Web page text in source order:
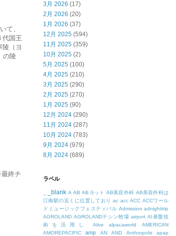
て、
代国王
陵（ヨ
の陵
終チ
3月 2026 (17)
2月 2026 (20)
1月 2026 (37)
12月 2025 (594)
11月 2025 (359)
10月 2025 (2)
5月 2025 (100)
4月 2025 (210)
3月 2025 (290)
2月 2025 (270)
1月 2025 (90)
12月 2024 (290)
11月 2024 (287)
10月 2024 (783)
9月 2024 (979)
8月 2024 (689)
ラベル
_blank A AB ABヨット AB美容外科 AB美容外科は
江南駅の近くに位置しており ac acc ACC ACCワール
ドミュージックフェスティバル Admission adnighttrip
AGROLAND AGROLANDテシン牧場 airport AI基盤技
術を活用し
Alive alpacaworld
AMERICAN
AMOREPACIFIC
amp AN AND Anthropolis apap